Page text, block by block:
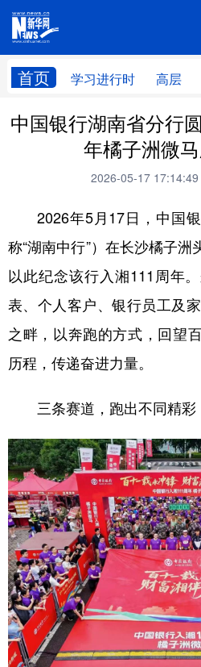
首页 学习进行时 高层
网站地
学习进行时 高层
财经
科技 科创
文化 书画
法律 中央文件
食品 人居
彩票 娱乐
公益 一带一路
文化产业
地方频道
北京 天津
辽宁 吉林
中国银行湖南省分行
年橘子洲微
2026-05-17 17:14:49
2026年5月17日，中国银
称“湖南中行”）在长沙橘子洲
以此纪念该行入湘111周年
表、个人客户、银行员工及
之畔，以奔跑的方式，回望
历程，传递奋进力量。
三条赛道，跑出不同精彩